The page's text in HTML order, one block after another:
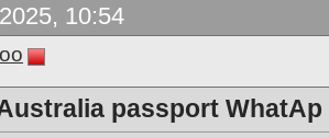
10:54
passport WhatAp